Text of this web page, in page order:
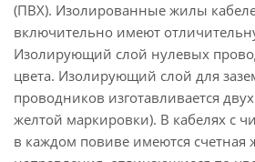
(ПВХ). Изолированные жилы
включительно имеют
Изолирующий слой нулевых
цвета. Изолирующий слой для
проводников изготавливается
желтой маркировки). В кабелях с
в каждом повиве имеются счетная